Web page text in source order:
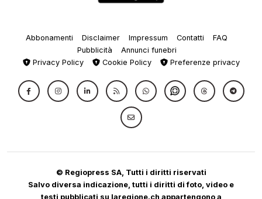
Abbonamenti Disclaimer Impressum Contatti
FAQ
Pubblicità
Annunci funebri
Privacy Policy
Cookie Policy Preferenze privacy
© Regiopress SA, Tutti i diritti riservati
Salvo diversa indicazione, tutti i diritti di foto, video e
testi pubblicati su laregione.ch appartengono a